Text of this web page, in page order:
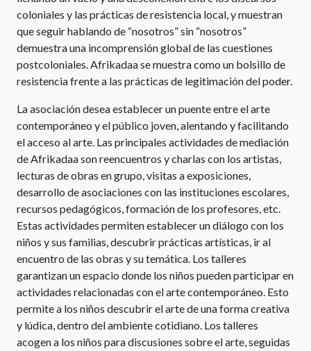
coloniales y las prácticas de resistencia local, y muestran
que seguir hablando de “nosotros” sin “nosotros”
demuestra una incomprensión global de las cuestiones
postcoloniales. Afrikadaa se muestra como un bolsillo de
resistencia frente a las prácticas de legitimación del poder.
La asociación desea establecer un puente entre el arte
contemporáneo y el público joven, alentando y facilitando
el acceso al arte. Las principales actividades de mediación
de Afrikadaa son reencuentros y charlas con los artistas,
lecturas de obras en grupo, visitas a exposiciones,
desarrollo de asociaciones con las instituciones escolares,
recursos pedagógicos, formación de los profesores, etc.
Estas actividades permiten establecer un diálogo con los
niños y sus familias, descubrir prácticas artísticas, ir al
encuentro de las obras y su temática. Los talleres
garantizan un espacio donde los niños pueden participar en
actividades relacionadas con el arte contemporáneo. Esto
permite a los niños descubrir el arte de una forma creativa
y lúdica, dentro del ambiente cotidiano. Los talleres
acogen a los niños para discusiones sobre el arte, seguidas